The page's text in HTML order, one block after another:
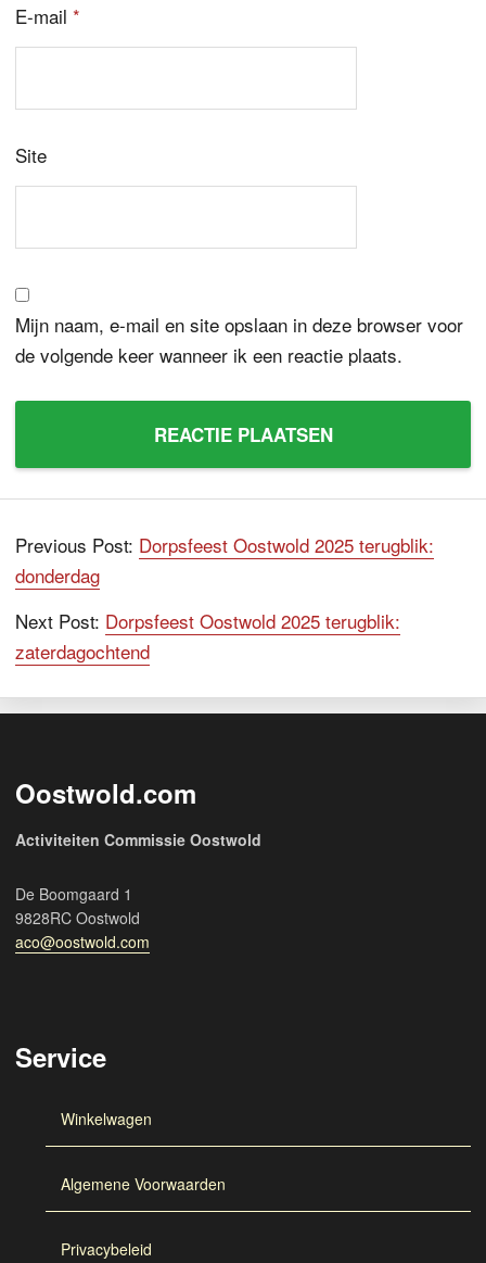
E-mail *
Site
Mijn naam, e-mail en site opslaan in deze browser voor
de volgende keer wanneer ik een reactie plaats.
Previous Post: Dorpsfeest Oostwold 2025 terugblik:
donderdag
Next Post: Dorpsfeest Oostwold 2025 terugblik:
zaterdagochtend
Oostwold.com
Activiteiten Commissie Oostwold
De Boomgaard 1
9828RC Oostwold
aco@oostwold.com
Service
Winkelwagen
Algemene Voorwaarden
Privacybeleid